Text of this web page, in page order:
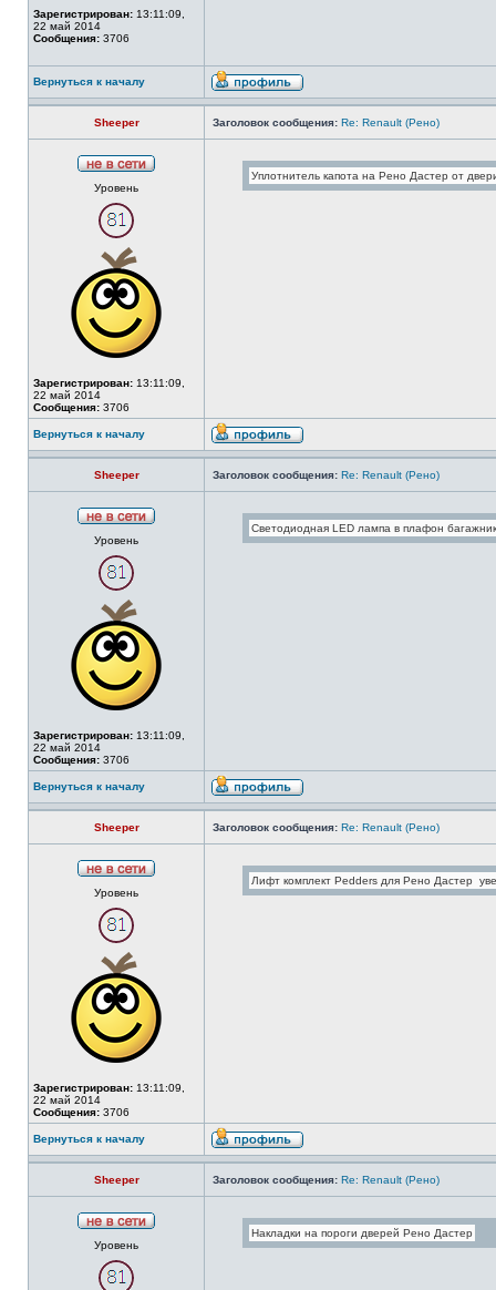
Зарегистрирован: 13:11:09,
22 май 2014
Сообщения: 3706
Вернуться к началу
Sheeper Заголовок сообщения: Re: Renault (Рено)
Уровень
Зарегистрирован: 13:11:09,
22 май 2014
Сообщения: 3706
Вернуться к началу
Sheeper Заголовок сообщения: Re: Renault (Рено)
Уровень
Зарегистрирован: 13:11:09,
22 май 2014
Сообщения: 3706
Вернуться к началу
Sheeper Заголовок сообщения: Re: Renault (Рено)
Уровень
Зарегистрирован: 13:11:09,
22 май 2014
Сообщения: 3706
Вернуться к началу
Sheeper Заголовок сообщения: Re: Renault (Рено)
Уровень